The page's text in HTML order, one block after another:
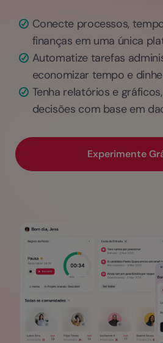
Conecte processos,
finanças em uma única
Automatize tarefas
economizar tempo e
Tenha relatórios e
decisões com base em
Experimente